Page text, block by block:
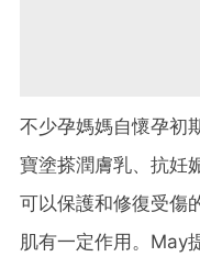
不少孕媽媽自懷孕初
寶塗搽潤膚乳、抗妊
可以保護和修復受傷
肌有一定作用。May